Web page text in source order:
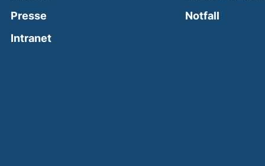
Presse
Intranet(external link, opens in a new window)
Notfall